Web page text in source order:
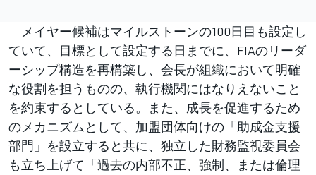
メイヤー候補はマイルストーンの100日目も設定し
ていて、目標として設定する日までに、FIAのリーダ
ーシップ構造を再構築し、会長が組織において明確
な役割を担うものの、執行機関にはなりえないこと
を約束するとしている。また、成長を促進するため
のメカニズムとして、加盟団体向けの「助成金支援
部門」を設立すると共に、独立した財務監視委員会
も立ち上げて「過去の内部不正、強制、または倫理